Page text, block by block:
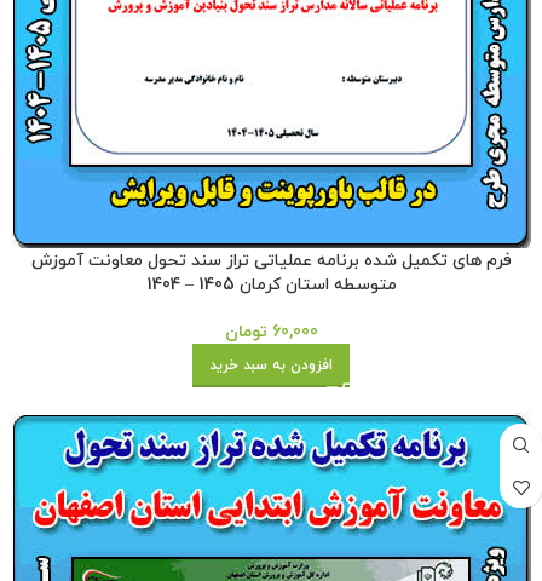
فرم های تکمیل شده برنامه عملیاتی تراز سند تحول معاونت آموزش
متوسطه استان کرمان 1405 – 1404
60,000 تومان
افزودن به سبد خرید